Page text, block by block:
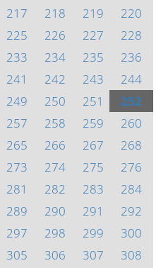
217 218 219
220
225 226 227
228
233 234 235
236
241 242 243
244
249 250 251
252
257 258 259
260
265 266 267
268
273 274 275
276
281 282 283
284
289 290 291
292
297 298 299
300
305 306 307
308